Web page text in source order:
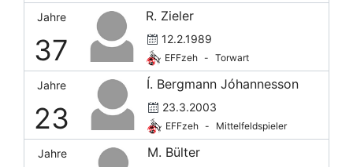
Jahre
37
R. Zieler
12.2.1989
EFFzeh - Torwart
Jahre
23
Í. Bergmann Jóhannesson
23.3.2003
EFFzeh - Mittelfeldspieler
Jahre M. Bülter